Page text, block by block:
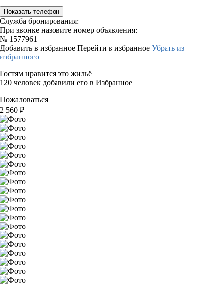
Показать телефон
Служба бронирования:
При звонке назовите номер объявления:
№ 1577961
Добавить в избранное Перейти в избранное Убрать из
избранного
Гостям нравится это жильё
120 человек добавили его в Избранное
Пожаловаться
2 560 ₽